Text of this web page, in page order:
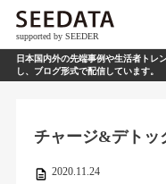
supported by SEEDER
日本国内外の先端事例や生活者トレ
し、ブログ形式で配信しています。
チャージ&デトッ
2020.11.24